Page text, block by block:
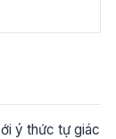
ý thức tự giác